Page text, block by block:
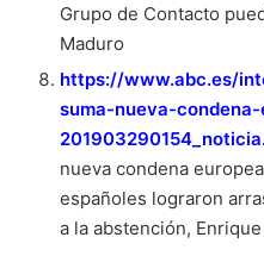
Grupo de Contacto
Maduro
https://www.abc.es/
suma-nueva-
nueva condena
españoles lograron
a la abstención,